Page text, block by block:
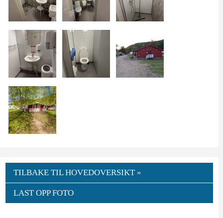
TILBAKE TIL HOVEDOVERSIKT »
LAST OPP FOTO